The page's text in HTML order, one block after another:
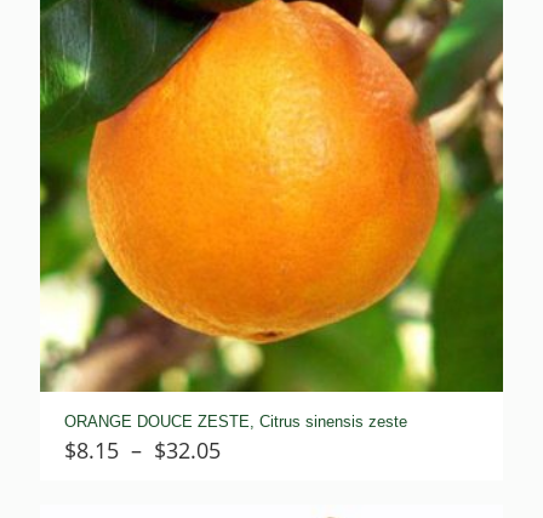
ORANGE DOUCE ZESTE, Citrus sinensis zeste
$8.15 – $32.05Plage